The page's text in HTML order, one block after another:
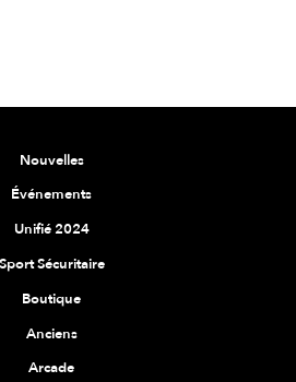
Nouvelles
Événements
Unifié 2024
Sport Sécuritaire
Boutique
Anciens
Arcade